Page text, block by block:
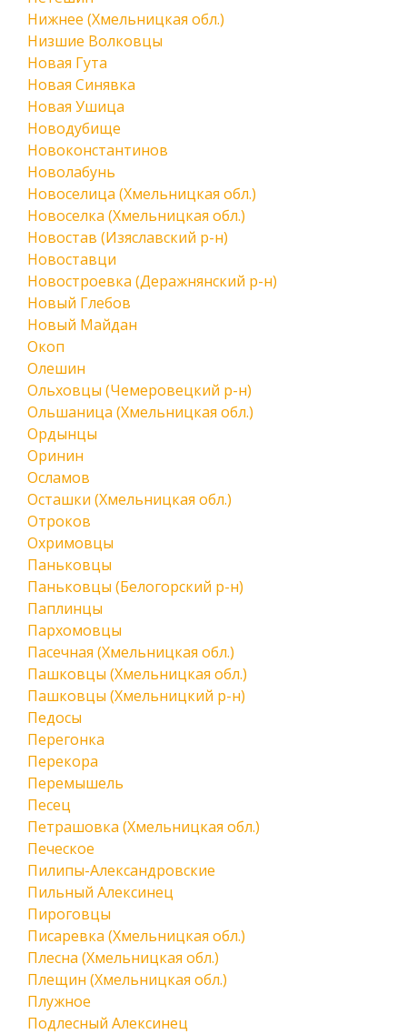
Нижнее (Хмельницкая обл.)
Низшие Волковцы
Новая Гута
Новая Синявка
Новая Ушица
Новодубище
Новоконстантинов
Новолабунь
Новоселица (Хмельницкая обл.)
Новоселка (Хмельницкая обл.)
Новостав (Изяславский р-н)
Новоставци
Новостроевка (Деражнянский р-н)
Новый Глебов
Новый Майдан
Окоп
Олешин
Ольховцы (Чемеровецкий р-н)
Ольшаница (Хмельницкая обл.)
Ордынцы
Оринин
Осламов
Осташки (Хмельницкая обл.)
Отроков
Охримовцы
Паньковцы
Паньковцы (Белогорский р-н)
Паплинцы
Пархомовцы
Пасечная (Хмельницкая обл.)
Пашковцы (Хмельницкая обл.)
Пашковцы (Хмельницкий р-н)
Педосы
Перегонка
Перекора
Перемышель
Песец
Петрашовка (Хмельницкая обл.)
Печеское
Пилипы-Александровские
Пильный Алексинец
Пироговцы
Писаревка (Хмельницкая обл.)
Плесна (Хмельницкая обл.)
Плещин (Хмельницкая обл.)
Плужное
Подлесный Алексинец